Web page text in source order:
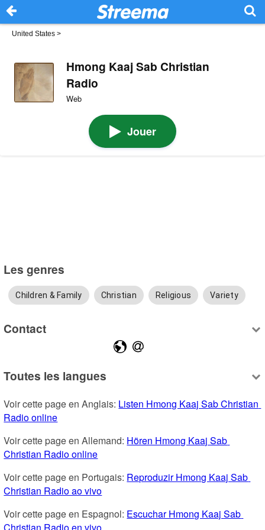
United States >
Hmong Kaaj Sab Christian
Radio
Web
Jouer
Les genres
Children & Family Christian Religious Variety
Contact
Toutes les langues
Voir cette page en Anglais: Listen Hmong Kaaj Sab Christian
Radio online
Voir cette page en Allemand: Hören Hmong Kaaj Sab
Christian Radio online
Voir cette page en Portugais: Reproduzir Hmong Kaaj Sab
Christian Radio ao vivo
Voir cette page en Espagnol: Escuchar Hmong Kaaj Sab
Christian Radio en vivo